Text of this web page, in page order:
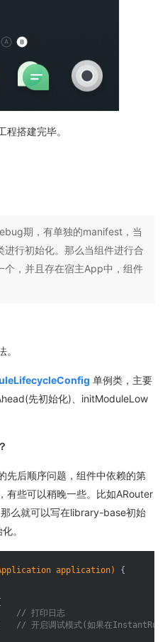
搭建完毕。
期，有单独的manifest，当
行初始化。那么当组件进行合
，并且存在宿主App中，组件
单例类，主要
先初始化)、initModuleLow
先后顺序问题，组件中依赖的第
有些可以稍晚一些。比如ARouter
么就可以写在library-base初始
。
application)
{
// 打印日志
// 开启调试模式(如果在InstantRun